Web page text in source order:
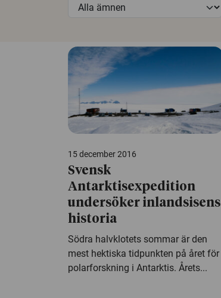
15 december 2016
Svensk
Antarktisexpedition
undersöker inlandsisens
historia
Södra halvklotets sommar är den
mest hektiska tidpunkten på året för
polarforskning i Antarktis. Årets...